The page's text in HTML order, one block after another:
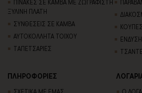
ΠΙΝΑΚΕΣ ΣΕ ΚΑΜΒΑ ΜΕ ΖΩΓΡΑΦΙΣΤΗ
ΞΥΛΙΝΗ ΠΛΑΤΗ
ΣΥΝΘΕΣΕΙΣ ΣΕ ΚΑΜΒΑ
ΑΥΤΟΚΟΛΛΗΤΑ ΤΟΙΧΟΥ
TΑΠΕΤΣΑΡΙΕΣ
ΚΟΥΠΕΣ
ΕΝΔΥΣΗ
ΠΛΗΡΟΦΟΡΙΕΣ